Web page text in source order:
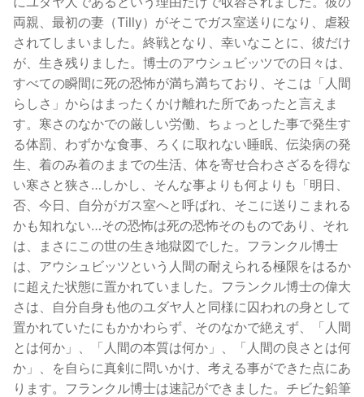
両親、最初の妻（Tilly）がそこでガス室送りになり、虐殺
されてしまいました。終戦となり、幸いなことに、彼だけ
が、生き残りました。博士のアウシュビッツでの日々は、
すべての瞬間に死の恐怖が満ち満ちており、そこは「人間
らしさ」からはまったくかけ離れた所であったと言えま
す。寒さのなかでの厳しい労働、ちょっとした事で発生す
る体罰、わずかな食事、ろくに取れない睡眠、伝染病の発
生、着のみ着のままでの生活、体を寄せ合わさざるを得な
い寒さと狭さ…しかし、そんな事よりも何よりも「明日、
否、今日、自分がガス室へと呼ばれ、そこに送りこまれる
かも知れない…その恐怖は死の恐怖そのものであり、それ
は、まさにこの世の生き地獄図でした。フランクル博士
は、アウシュビッツという人間の耐えられる極限をはるか
に超えた状態に置かれていました。フランクル博士の偉大
さは、自分自身も他のユダヤ人と同様に囚われの身として
置かれていたにもかかわらず、そのなかで絶えず、「人間
とは何か」、「人間の本質は何か」、「人間の良さとは何
か」、を自らに真剣に問いかけ、考える事ができた点にあ
ります。フランクル博士は速記ができました。チビた鉛筆